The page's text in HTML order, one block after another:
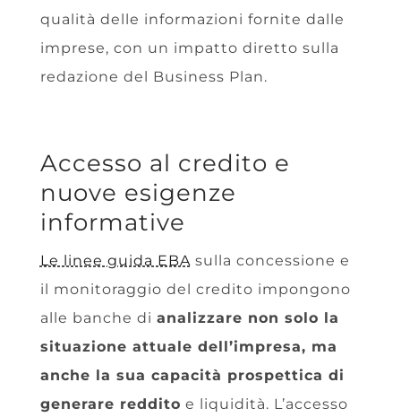
qualità delle informazioni fornite dalle
imprese, con un impatto diretto sulla
redazione del Business Plan.
Accesso al credito e
nuove esigenze
informative
Le linee guida EBA sulla concessione e
il monitoraggio del credito impongono
alle banche di analizzare non solo la
situazione attuale dell’impresa, ma
anche la sua capacità prospettica di
generare reddito e liquidità. L’accesso